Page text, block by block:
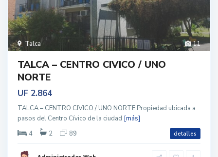
11
Talca
TALCA – CENTRO CIVICO / UNO
NORTE
UF 2.864
TALCA – CENTRO CIVICO / UNO NORTE Propiedad ubicada a
pasos del Centro Cívico de la ciudad [más]
4
2 89 detalles